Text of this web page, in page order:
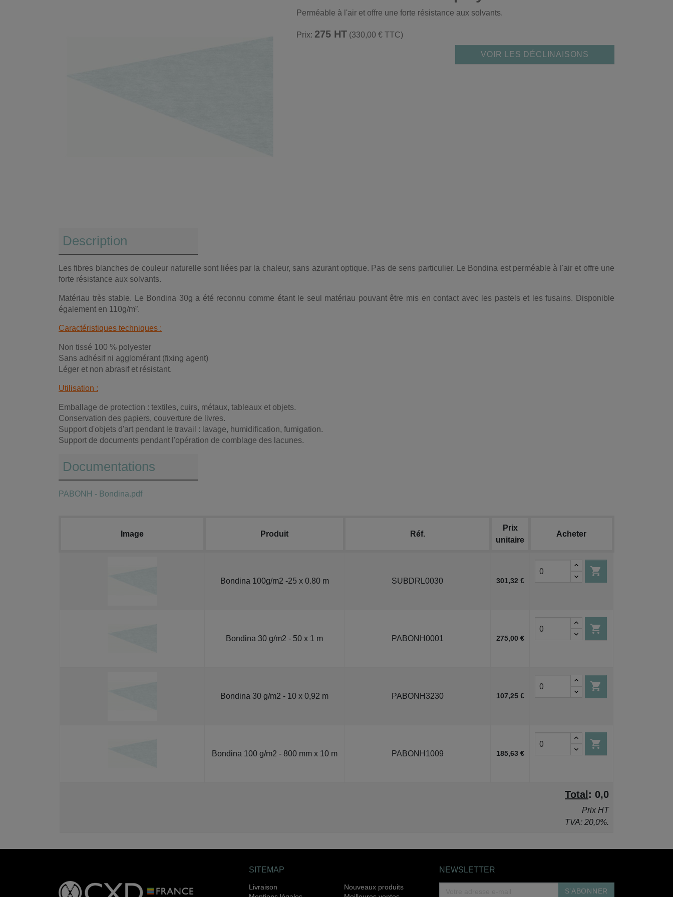
Perméable à l'air et offre une forte résistance aux solvants.
Prix: 275 HT (330,00 € TTC)
VOIR LES DÉCLINAISONS
Description
Les fibres blanches de couleur naturelle sont liées par la chaleur, sans azurant optique. Pas de sens particulier. Le Bondina est perméable à l'air et offre une
forte résistance aux solvants.
Matériau très stable. Le Bondina 30g a été reconnu comme étant le seul matériau pouvant être mis en contact avec les pastels et les fusains. Disponible
également en 110g/m².
Caractéristiques techniques :
Non tissé 100 % polyester
Sans adhésif ni agglomérant (fixing agent)
Léger et non abrasif et résistant.
Utilisation :
Emballage de protection : textiles, cuirs, métaux, tableaux et objets.
Conservation des papiers, couverture de livres.
Support d'objets d'art pendant le travail : lavage, humidification, fumigation.
Support de documents pendant l'opération de comblage des lacunes.
Documentations
PABONH - Bondina.pdf
Image Produit Réf.
Prix
unitaire
Acheter
Bondina 100g/m2 -25 x 0.80 m SUBDRL0030 301,32 €

Bondina 30 g/m2 - 50 x 1 m PABONH0001 275,00 €

Bondina 30 g/m2 - 10 x 0,92 m PABONH3230 107,25 €

Bondina 100 g/m2 - 800 mm x 10 m PABONH1009 185,63 €

Total : 0,0
Prix HT
TVA: 20,0%.
SITEMAP
Livraison
Nouveaux produits
NEWSLETTER
S’ABONNER